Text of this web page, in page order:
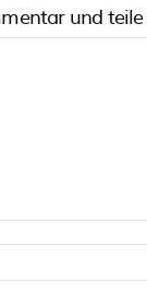
und